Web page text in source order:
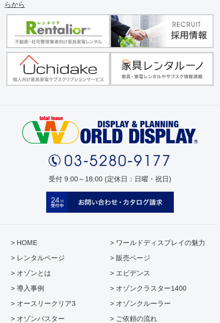
らから
受付 9:00～18:00 (定休日：日曜・祝日)
> HOME
> ワールドディスプレイの魅力
> レンタルページ
> 販売ページ
> オゾンとは
> エビデンス
> 導入事例
> オゾンクラスター1400
> オースリークリア3
> オゾンクルーラー
> オゾンバスター
> ご依頼の流れ